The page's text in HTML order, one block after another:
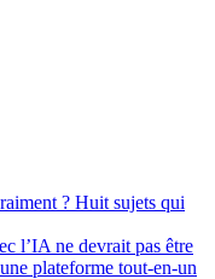
? Huit sujets qui
l’IA ne devrait pas être
plateforme tout-en-un